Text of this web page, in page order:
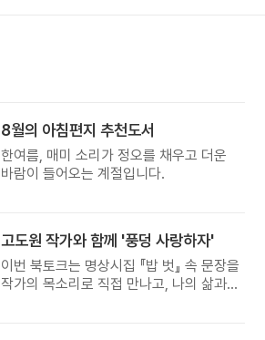
8월의 아침편지 추천도서
한여름, 매미 소리가 정오를 채우고 더운
바람이 들어오는 계절입니다.
고도원 작가와 함께 '풍덩 사랑하자'
이번 북토크는 명상시집 『밥 벗』 속 문장을
작가의 목소리로 직접 만나고, 나의 삶과